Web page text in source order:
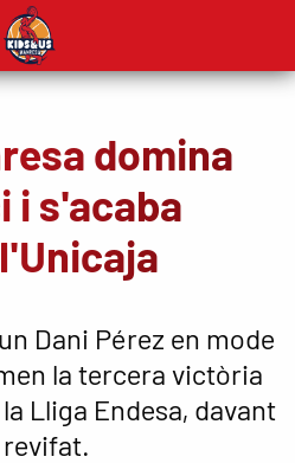
domina
i s'acaba
Dani Pérez en mode
la tercera victòria
Lliga Endesa, davant